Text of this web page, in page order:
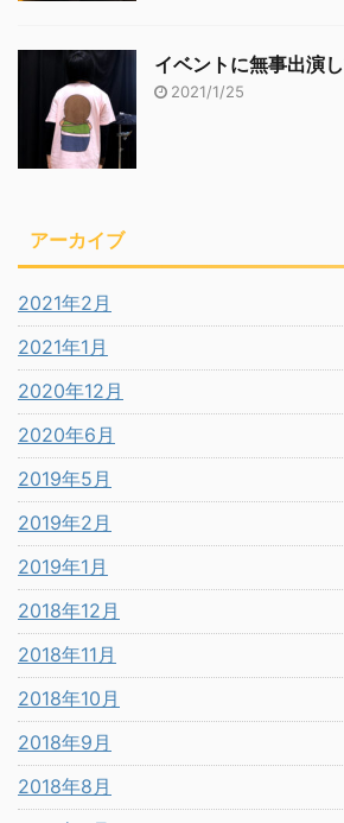
イベントに無事出演
2021/1/25
アーカイブ
2021年2月
2021年1月
2020年12月
2020年6月
2019年5月
2019年2月
2019年1月
2018年12月
2018年11月
2018年10月
2018年9月
2018年8月